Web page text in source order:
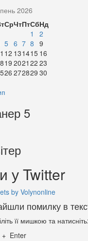
2026
СрЧтПтСбНд
1
2
5 6 7 8 9
12 131415 16
19 2021 22 23
26 272829 30
5
у Twitter
by Volynonline
помилку в
її мишкою та натисніть:
+ Enter